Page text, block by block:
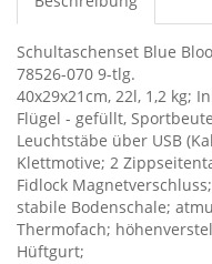
Schultaschenset Blue
78526-070 9-tlg.
40x29x21cm, 22l, 1,2 kg;
Flügel - gefüllt,
Leuchtstäbe über USB
Klettmotive; 2
Fidlock
stabile Bodenschale;
Thermofach;
Hüftgurt;